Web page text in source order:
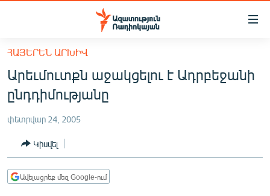
Մատչելիության
հիմնական
բովանդակությանը
Անցնել
հիմնական
մենյուին
ՀԱՅԱՍՏԱՆ
ՔԱՂԱՔԱԿԱՆ
ԸՆՏՐՈՒԹՅՈՒՆՆԵՐ 2026
ԻՐԱՎՈՒՆՔ
ՀԱՍԱՐԱԿՈՒԹՅՈՒՆ
ՀԱՅԵՐԵՆ ԱՐԽԻՎ
Արեւմուտքն աջակցելու է Ադրբեջանի
ընդդիմությանը
փետրվար 24, 2005
Կիսվել
Ավելացրեք մեզ Google-ում